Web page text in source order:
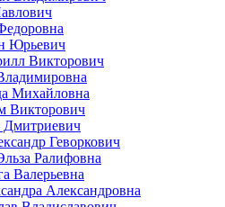
Юрьевич
Викторович
Михайловна
Викторович
Геворкович
Ралифовна
Валерьевна
Александровна